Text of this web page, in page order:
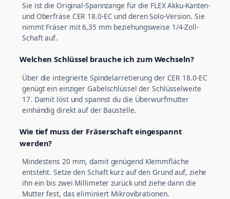
Sie ist die Original-Spannzange für die FLEX Akku-Kanten-
und Oberfräse CER 18.0-EC und deren Solo-Version. Sie
nimmt Fräser mit 6,35 mm beziehungsweise 1/4-Zoll-
Schaft auf.
Welchen Schlüssel brauche ich zum Wechseln?
Über die integrierte Spindelarretierung der CER 18.0-EC
genügt ein einziger Gabelschlüssel der Schlüsselweite
17. Damit löst und spannst du die Überwurfmutter
einhändig direkt auf der Baustelle.
Wie tief muss der Fräserschaft eingespannt
werden?
Mindestens 20 mm, damit genügend Klemmfläche
entsteht. Setze den Schaft kurz auf den Grund auf, ziehe
ihn ein bis zwei Millimeter zurück und ziehe dann die
Mutter fest, das eliminiert Mikrovibrationen.